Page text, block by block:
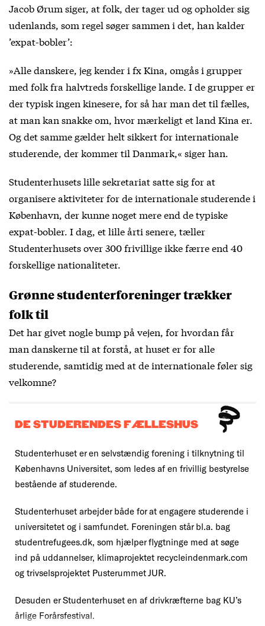
Jacob Ørum siger, at folk, der tager ud og opholder sig
udenlands, som regel søger sammen i det, han kalder
’expat-bobler’:
»Alle danskere, jeg kender i fx Kina, omgås i grupper
med folk fra halvtreds forskellige lande. I de grupper er
der typisk ingen kinesere, for så har man det til fælles,
at man kan snakke om, hvor mærkeligt et land Kina er.
Og det samme gælder helt sikkert for internationale
studerende, der kommer til Danmark,« siger han.
Studenterhusets lille sekretariat satte sig for at
organisere aktiviteter for de internationale studerende i
København, der kunne noget mere end de typiske
expat-bobler. I dag, et lille årti senere, tæller
Studenterhusets over 300 frivillige ikke færre end 40
forskellige nationaliteter.
Grønne studenterforeninger trækker
folk til
Det har givet nogle bump på vejen, for hvordan får
man danskerne til at forstå, at huset er for alle
studerende, samtidig med at de internationale føler sig
velkomne?
DE STUDERENDES FÆLLESHUS
Studenterhuset er en selvstændig forening i tilknytning til
Københavns Universitet, som ledes af en frivillig bestyrelse
bestående af studerende.
Studenterhuset arbejder både for at engagere studerende i
universitetet og i samfundet. Foreningen står bl.a. bag
studentrefugees.dk, som hjælper flygtninge med at søge
ind på uddannelser, klimaprojektet recycleindenmark.com
og trivselsprojektet Pusterummet JUR.
Desuden er Studenterhuset en af drivkræfterne bag KU’s
årlige Forårsfestival.